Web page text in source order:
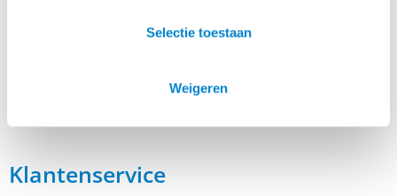
Selectie toestaan
Weigeren
Enkel ingelogde klanten die dit product gekocht
Klantenservice